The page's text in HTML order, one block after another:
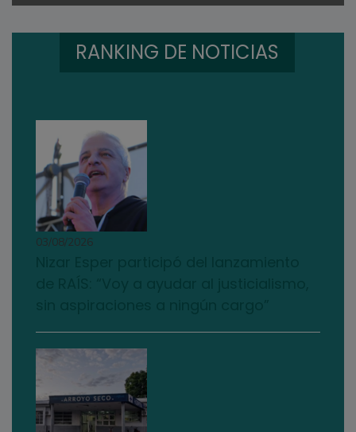
RANKING DE NOTICIAS
03/08/2026